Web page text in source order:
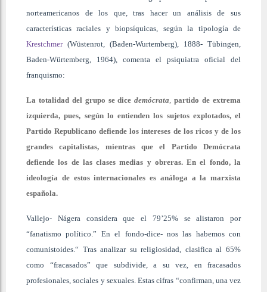
norteamericanos de los que, tras hacer un análisis de sus
características raciales y biopsíquicas, según la tipología de
Krestchmer(Wüstenrot, (Baden-Wurtemberg), 1888- Tübingen,
Baden-Würtemberg, 1964), comenta el psiquiatra oficial del
franquismo:
La totalidad del grupo se dicedemócrata,partido de extrema
izquierda, pues, según lo entienden los sujetos explotados, el
Partido Republicano defiende los intereses de los ricos y de los
grandes capitalistas, mientras que el Partido Demócrata
defiende los de las clases medias y obreras. En el fondo, la
ideología de estos internacionales es análoga a la marxista
española.
Vallejo- Nágera considera que el 79’25% se alistaron por
“fanatismo político.” En el fondo-dice- nos las habemos con
comunistoides.“ Tras analizar su religiosidad, clasifica al 65%
como “fracasados” que subdivide, a su vez, en fracasados
profesionales, sociales y sexuales. Estas cifras “confirman, una vez